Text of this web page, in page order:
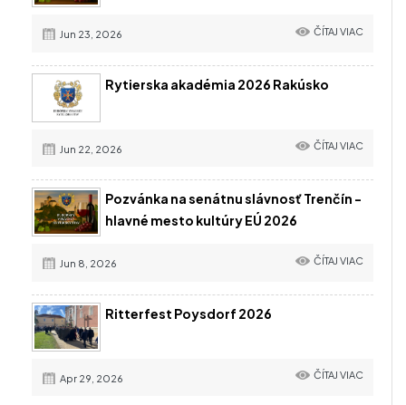
Jun 23, 2026 ČÍTAJ VIAC
Rytierska akadémia 2026 Rakúsko
Jun 22, 2026 ČÍTAJ VIAC
Pozvánka na senátnu slávnosť Trenčín -
hlavné mesto kultúry EÚ 2026
Jun 8, 2026 ČÍTAJ VIAC
Ritterfest Poysdorf 2026
Apr 29, 2026 ČÍTAJ VIAC